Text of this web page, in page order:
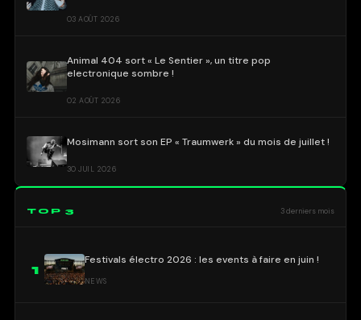
03 AOÛT 2026
Animal 404 sort « Le Sentier », un titre pop
electronique sombre !
02 AOÛT 2026
Mosimann sort son EP « Traumwerk » du mois de juillet !
30 JUIL 2026
TOP 3 3 derniers mois
1
Festivals électro 2026 : les events à faire en juin !
NEWS